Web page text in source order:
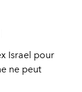
Israel pour
ne peut